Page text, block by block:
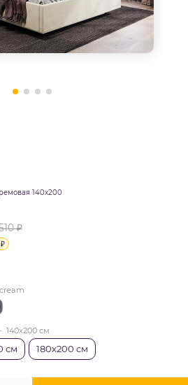
140х200
₽
₽
140х200 см
см 180х200 см